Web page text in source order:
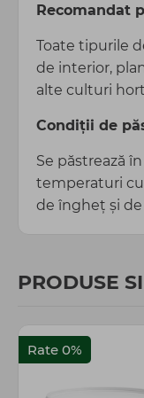
Recomandat
Toate tipurile
de interior,
alte culturi
Condiții de
Se păstrează
temperaturi
de îngheț și
PRODUSE
Rate 0%